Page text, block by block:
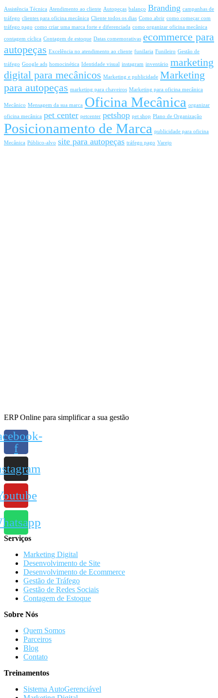
Assistência Técnica Atendimento ao cliente Autopeças balanço Branding campanhas de
tráfego clientes para oficina mecânica Cliente todos os dias Como abrir como começar com
tráfego pago como criar uma marca forte e diferenciada como organizar oficina mecânica
contagem cíclica Contagem de estoque Datas comemorativas ecommerce para
autopeças Excelência no atendimento ao cliente funilaria Funileiro Gestão de
tráfego Google ads homocinética Identidade visual instagram inventário marketing
digital para mecânicos Marketing e publicidade Marketing
para autopeças marketing para chaveiros Marketing para oficina mecânica
Mecânico Mensagem da sua marca Oficina Mecânica organizar
oficina mecânica pet center petcenter petshop pet shop Plano de Organização
Posicionamento de Marca publicidade para oficina
Mecânica Público-alvo site para autopeças tráfego pago Varejo
ERP Online para simplificar a sua gestão
f
Serviços
Marketing Digital
Desenvolvimento de Site
Desenvolvimento de Ecommerce
Gestão de Tráfego
Gestão de Redes Sociais
Contagem de Estoque
Sobre Nós
Quem Somos
Parceiros
Blog
Contato
Treinamentos
Sistema AutoGerenciável